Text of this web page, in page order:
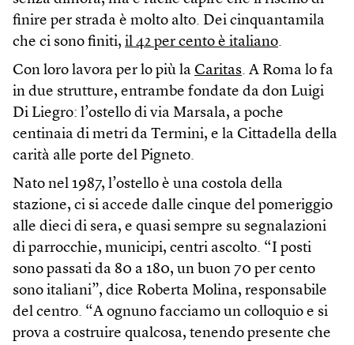
finire per strada è molto alto. Dei cinquantamila
che ci sono finiti, il 42 per cento è italiano.
Con loro lavora per lo più la Caritas. A Roma lo fa
in due strutture, entrambe fondate da don Luigi
Di Liegro: l’ostello di via Marsala, a poche
centinaia di metri da Termini, e la Cittadella della
carità alle porte del Pigneto.
Nato nel 1987, l’ostello è una costola della
stazione, ci si accede dalle cinque del pomeriggio
alle dieci di sera, e quasi sempre su segnalazioni
di parrocchie, municipi, centri ascolto. “I posti
sono passati da 80 a 180, un buon 70 per cento
sono italiani”, dice Roberta Molina, responsabile
del centro. “A ognuno facciamo un colloquio e si
prova a costruire qualcosa, tenendo presente che